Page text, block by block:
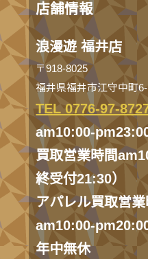
店舗情報
浪漫遊 福井店
〒918-8025
福井県福井市江守中町6-
TEL 0776-97-
am10:00-
買取営業時間
終受付21:30）
アパレル買取営
am10:00-
年中無休